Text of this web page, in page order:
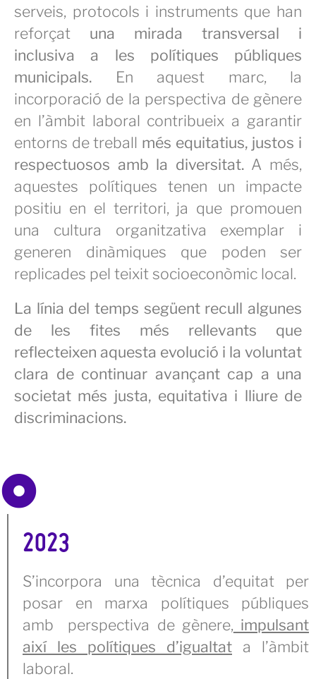
serveis, protocols i instruments que han
reforçat una mirada transversal i
inclusiva a les polítiques públiques
municipals. En aquest marc, la
incorporació de la perspectiva de gènere
en l’àmbit laboral contribueix a garantir
entorns de treball més equitatius, justos i
respectuosos amb la diversitat.A més,
aquestes polítiques tenen un impacte
positiu en el territori, ja que promouen
una cultura organitzativa exemplar i
generen dinàmiques que poden ser
replicades pel teixit socioeconòmic local.
La línia del temps següent recull algunes
de les fites més rellevants que
reflecteixen aquesta evolució i la voluntat
clara de continuar avançant cap a una
societat més justa, equitativa i lliure de
discriminacions.
2023
S’incorpora una tècnica d’equitat per
posar en marxa polítiques públiques
amb perspectiva de gènere, impulsant
així les polítiques d’igualtat a l’àmbit
laboral.